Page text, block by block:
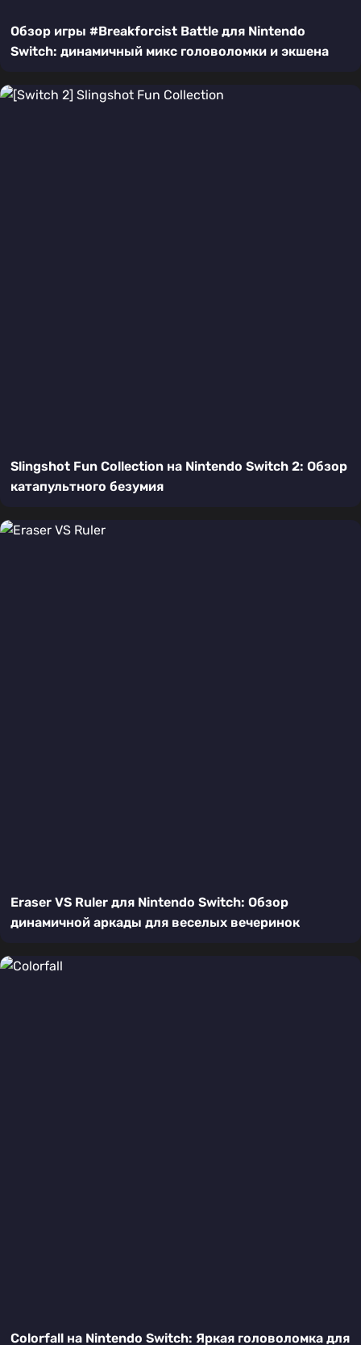
Обзор игры #Breakforcist Battle для Nintendo
Switch: динамичный микс головоломки и экшена
Slingshot Fun Collection на Nintendo Switch 2: Обзор
катапультного безумия
Eraser VS Ruler для Nintendo Switch: Обзор
динамичной аркады для веселых вечеринок
Colorfall на Nintendo Switch: Яркая головоломка для